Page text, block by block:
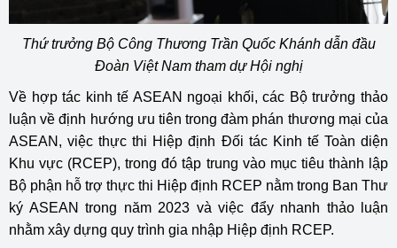
Thứ trưởng Bộ Công Thương Trần Quốc Khánh dẫn đầu
Đoàn Việt Nam tham dự Hội nghị
Về hợp tác kinh tế ASEAN ngoại khối, các Bộ trưởng thảo
luận về định hướng ưu tiên trong đàm phán thương mại của
ASEAN, việc thực thi Hiệp định Đối tác Kinh tế Toàn diện
Khu vực (RCEP), trong đó tập trung vào mục tiêu thành lập
Bộ phận hỗ trợ thực thi Hiệp định RCEP nằm trong Ban Thư
ký ASEAN trong năm 2023 và việc đẩy nhanh thảo luận
nhằm xây dựng quy trình gia nhập Hiệp định RCEP.